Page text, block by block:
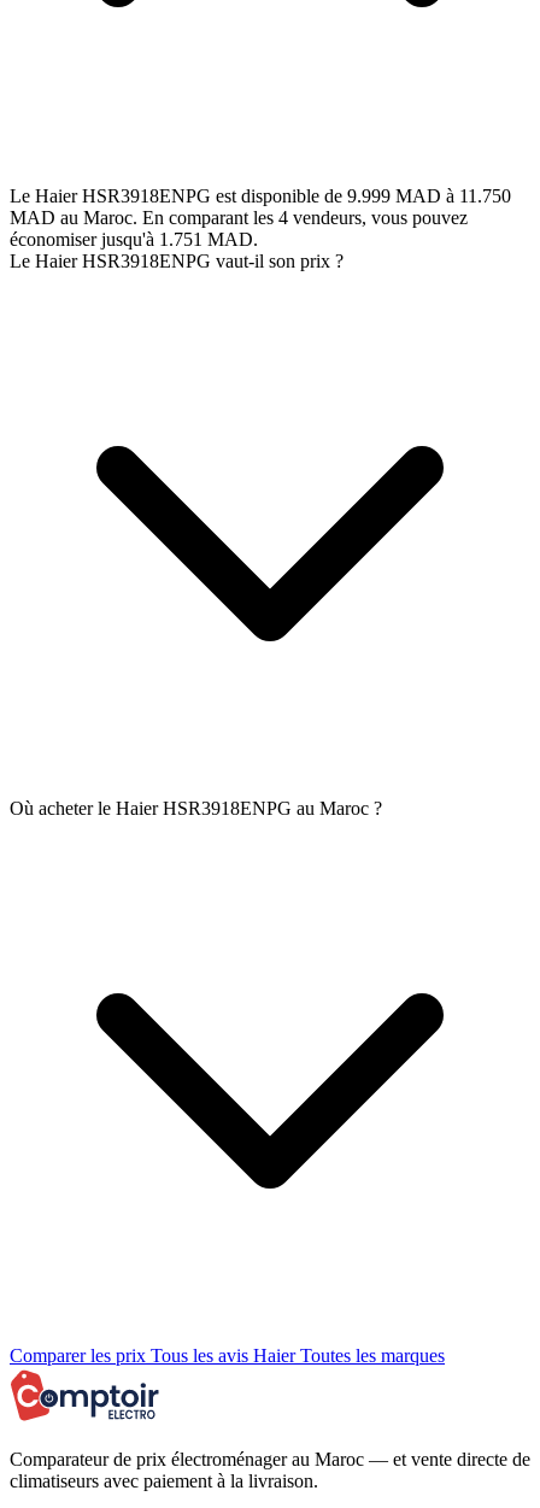
Le Haier HSR3918ENPG est disponible de 9.999 MAD à 11.750
MAD au Maroc. En comparant les 4 vendeurs, vous pouvez
économiser jusqu'à 1.751 MAD.
Le Haier HSR3918ENPG vaut-il son prix ?
Où acheter le Haier HSR3918ENPG au Maroc ?
Comparer les prix Tous les avis HaierToutes les marques
Comparateur de prix électroménager au Maroc — et vente directe de
climatiseurs avec paiement à la livraison.